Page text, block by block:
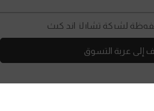
إلى عربة التسوق
لشركة تشارلز اند كيث